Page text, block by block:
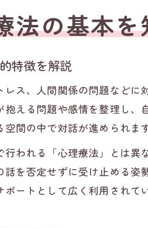
心理療法とカウンセ
心理療法とカウン
カウンセリング療
カウンセリング
カウンセリング
カウンセリング療
カウンセリング療
法の基本
特徴を解説
ス、人間関係の問題など
える問題や感情を整理し
間の中で対話が進められます
われる「心理療法」とは
を否定せずに受け止める
ートとして広く利用されて